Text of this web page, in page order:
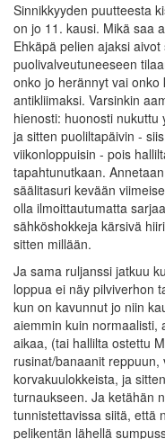
Sinnikkyyden puutteesta
on jo 11. kausi. Mikä saa
Ehkäpä pelien ajaksi
puolivalveutuneeseen
onko jo herännyt vai onko
antikliimaksi. Varsinkin
hienosti: huonosti
ja sitten puoliltapäivin -
viikonloppuisin - pois
tapahtunutkaan.
säälitasuri kevään
olla ilmoittautumatta
sähköshokkeja kärsivä
sitten millään.
Ja sama ruljanssi jatkuu
loppua ei näy pilviverhon
kun on kavunnut jo niin
aiemmin kuin normaalisti,
aikaa, (tai hallilta ostettu
rusinat/banaanit
korvakuulokkeista, ja
turnaukseen. Ja ketähän
tunnistettavissa siitä, että
pelikentän lähellä